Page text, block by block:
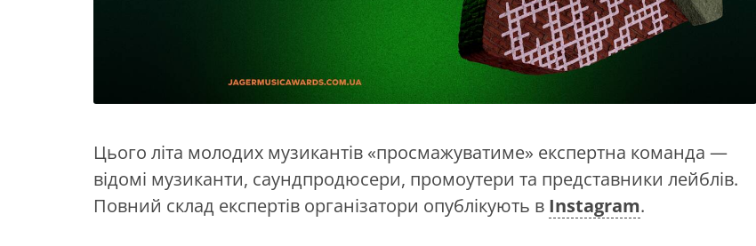
Цього літа молодих музикантів «просмажуватиме» експертна команда —
відомі музиканти, саундпродюсери, промоутери та представники лейблів.
Повний склад експертів організатори опублікують в Instagram.